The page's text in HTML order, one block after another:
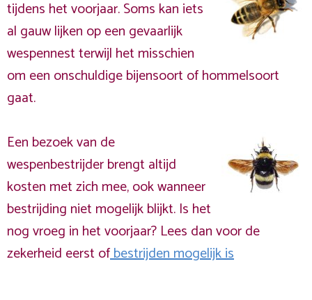
tijdens het voorjaar. Soms kan iets
al gauw lijken op een gevaarlijk
wespennest terwijl het misschien
om een onschuldige bijensoort of hommelsoort
gaat.
Een bezoek van de
wespenbestrijder brengt altijd
kosten met zich mee, ook wanneer
bestrijding niet mogelijk blijkt. Is het
nog vroeg in het voorjaar? Lees dan voor de
zekerheid eerst ofbestrijden mogelijk is